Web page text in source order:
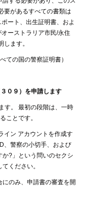
要があるすべての書類は
ポート、出生証明書、およ
ーストラリア市民/永住
します。
ての国の警察証明書）
０９）を申請します
す。
最初の段階は、一時
ことです。
イン アカウントを作成す
ID、警察の小切手、および
か?」
という問いのセクシ
ください。
のみ、申請書の審査を開